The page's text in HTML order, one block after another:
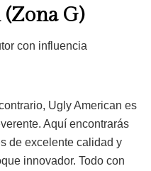
G)
con influencia
Ugly American es
Aquí encontrarás
de excelente calidad y
innovador. Todo con